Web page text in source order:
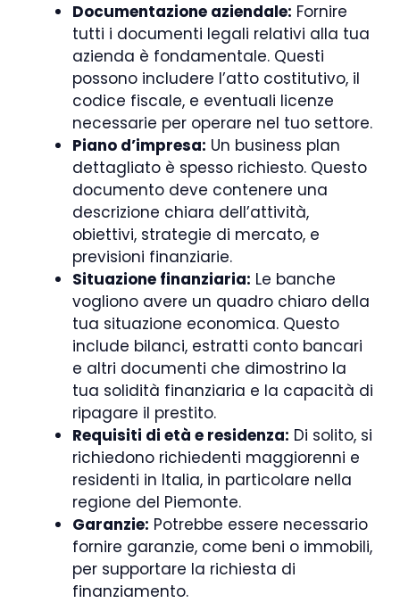
Documentazione aziendale: Fornire
tutti i documenti legali relativi alla tua
azienda è fondamentale. Questi
possono includere l’atto costitutivo, il
codice fiscale, e eventuali licenze
necessarie per operare nel tuo settore.
Piano d’impresa: Un business plan
dettagliato è spesso richiesto. Questo
documento deve contenere una
descrizione chiara dell’attività,
obiettivi, strategie di mercato, e
previsioni finanziarie.
Situazione finanziaria: Le banche
vogliono avere un quadro chiaro della
tua situazione economica. Questo
include bilanci, estratti conto bancari
e altri documenti che dimostrino la
tua solidità finanziaria e la capacità di
ripagare il prestito.
Requisiti di età e residenza: Di solito, si
richiedono richiedenti maggiorenni e
residenti in Italia, in particolare nella
regione del Piemonte.
Garanzie: Potrebbe essere necessario
fornire garanzie, come beni o immobili,
per supportare la richiesta di
finanziamento.